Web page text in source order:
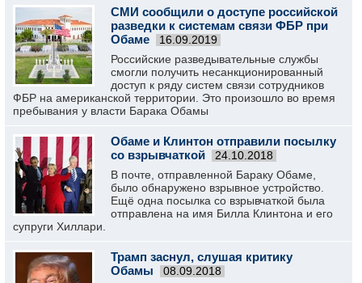
СМИ сообщили о доступе российской
разведки к системам связи ФБР при
Обаме
16.09.2019
Российские разведывательные службы
смогли получить несанкционированный
доступ к ряду систем связи сотрудников
ФБР на американской территории. Это произошло во время
пребывания у власти Барака Обамы
Обаме и Клинтон отправили посылку
со взрывчаткой
24.10.2018
В почте, отправленной Бараку Обаме,
было обнаружено взрывное устройство.
Ещё одна посылка со взрывчаткой была
отправлена на имя Билла Клинтона и его
супруги Хиллари.
Трамп заснул, слушая критику
Обамы
08.09.2018